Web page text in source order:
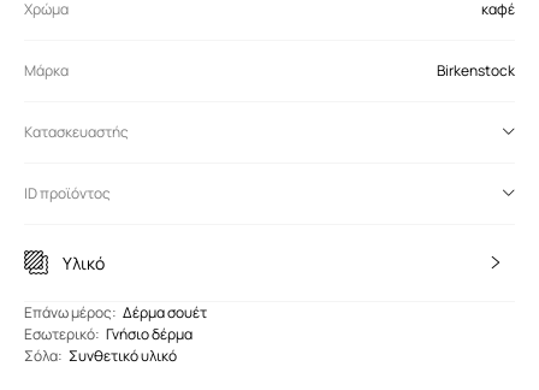
Χρώμα καφέ
Μάρκα Birkenstock
Κατασκευαστής
ID προϊόντος
Υλικό
Eπάνω μέρος: Δέρμα σουέτ
Εσωτερικό: Γνήσιο δέρμα
Σόλα: Συνθετικό υλικό